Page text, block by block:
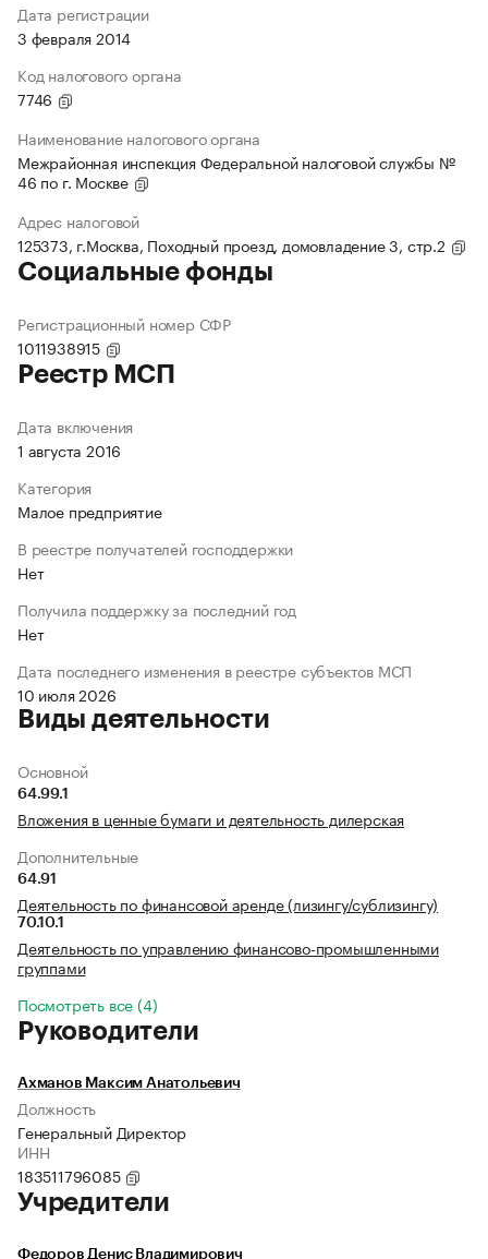
Дата регистрации
3 февраля 2014
Код налогового органа
7746
Наименование налогового органа
Межрайонная инспекция Федеральной налоговой службы №
46 по г. Москве
Адрес налоговой
125373, г.Москва, Походный проезд, домовладение 3, стр.2
Социальные фонды
Регистрационный номер СФР
1011938915
Реестр МСП
Дата включения
1 августа 2016
Категория
Малое предприятие
В реестре получателей господдержки
Нет
Получила поддержку за последний год
Нет
Дата последнего изменения в реестре субъектов МСП
10 июля 2026
Виды деятельности
Основной
64.99.1
Вложения в ценные бумаги и деятельность дилерская
Дополнительные
64.91
Деятельность по финансовой аренде (лизингу/сублизингу)
70.10.1
Деятельность по управлению финансово-промышленными
группами
Посмотреть все (4)
Руководители
Ахманов Максим Анатольевич
Должность
Генеральный Директор
ИНН
183511796085
Учредители
Федоров Денис Владимирович